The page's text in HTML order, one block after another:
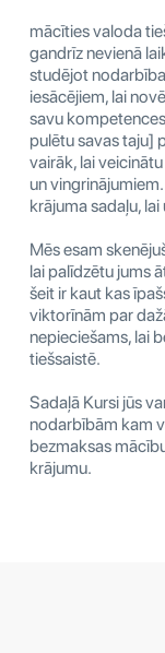
mācīties valoda
gandrīz nevienā
studējot
iesācējiem, lai
savu
pulētu savas taju]
vairāk, lai
un
krājuma sadaļu,
Mēs esam
lai palīdzētu jums
šeit ir kaut kas
viktorīnām par
nepieciešams, lai
tiešsaistē.
Sadaļā Kursi jūs
nodarbībām kam
bezmaksas
krājumu.